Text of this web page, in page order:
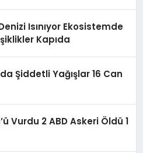
Isınıyor Ekosistemde
Kapıda
Şiddetli Yağışlar 16 Can
Vurdu 2 ABD Askeri Öldü 1